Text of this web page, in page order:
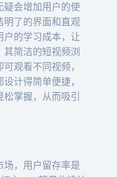
疑会增加用户的使
明了的界面和直观
户的学习成本，让
简洁的短视频浏
观看不同视频，
计得简单便捷，
掌握，从而吸引
场，用户留存率是